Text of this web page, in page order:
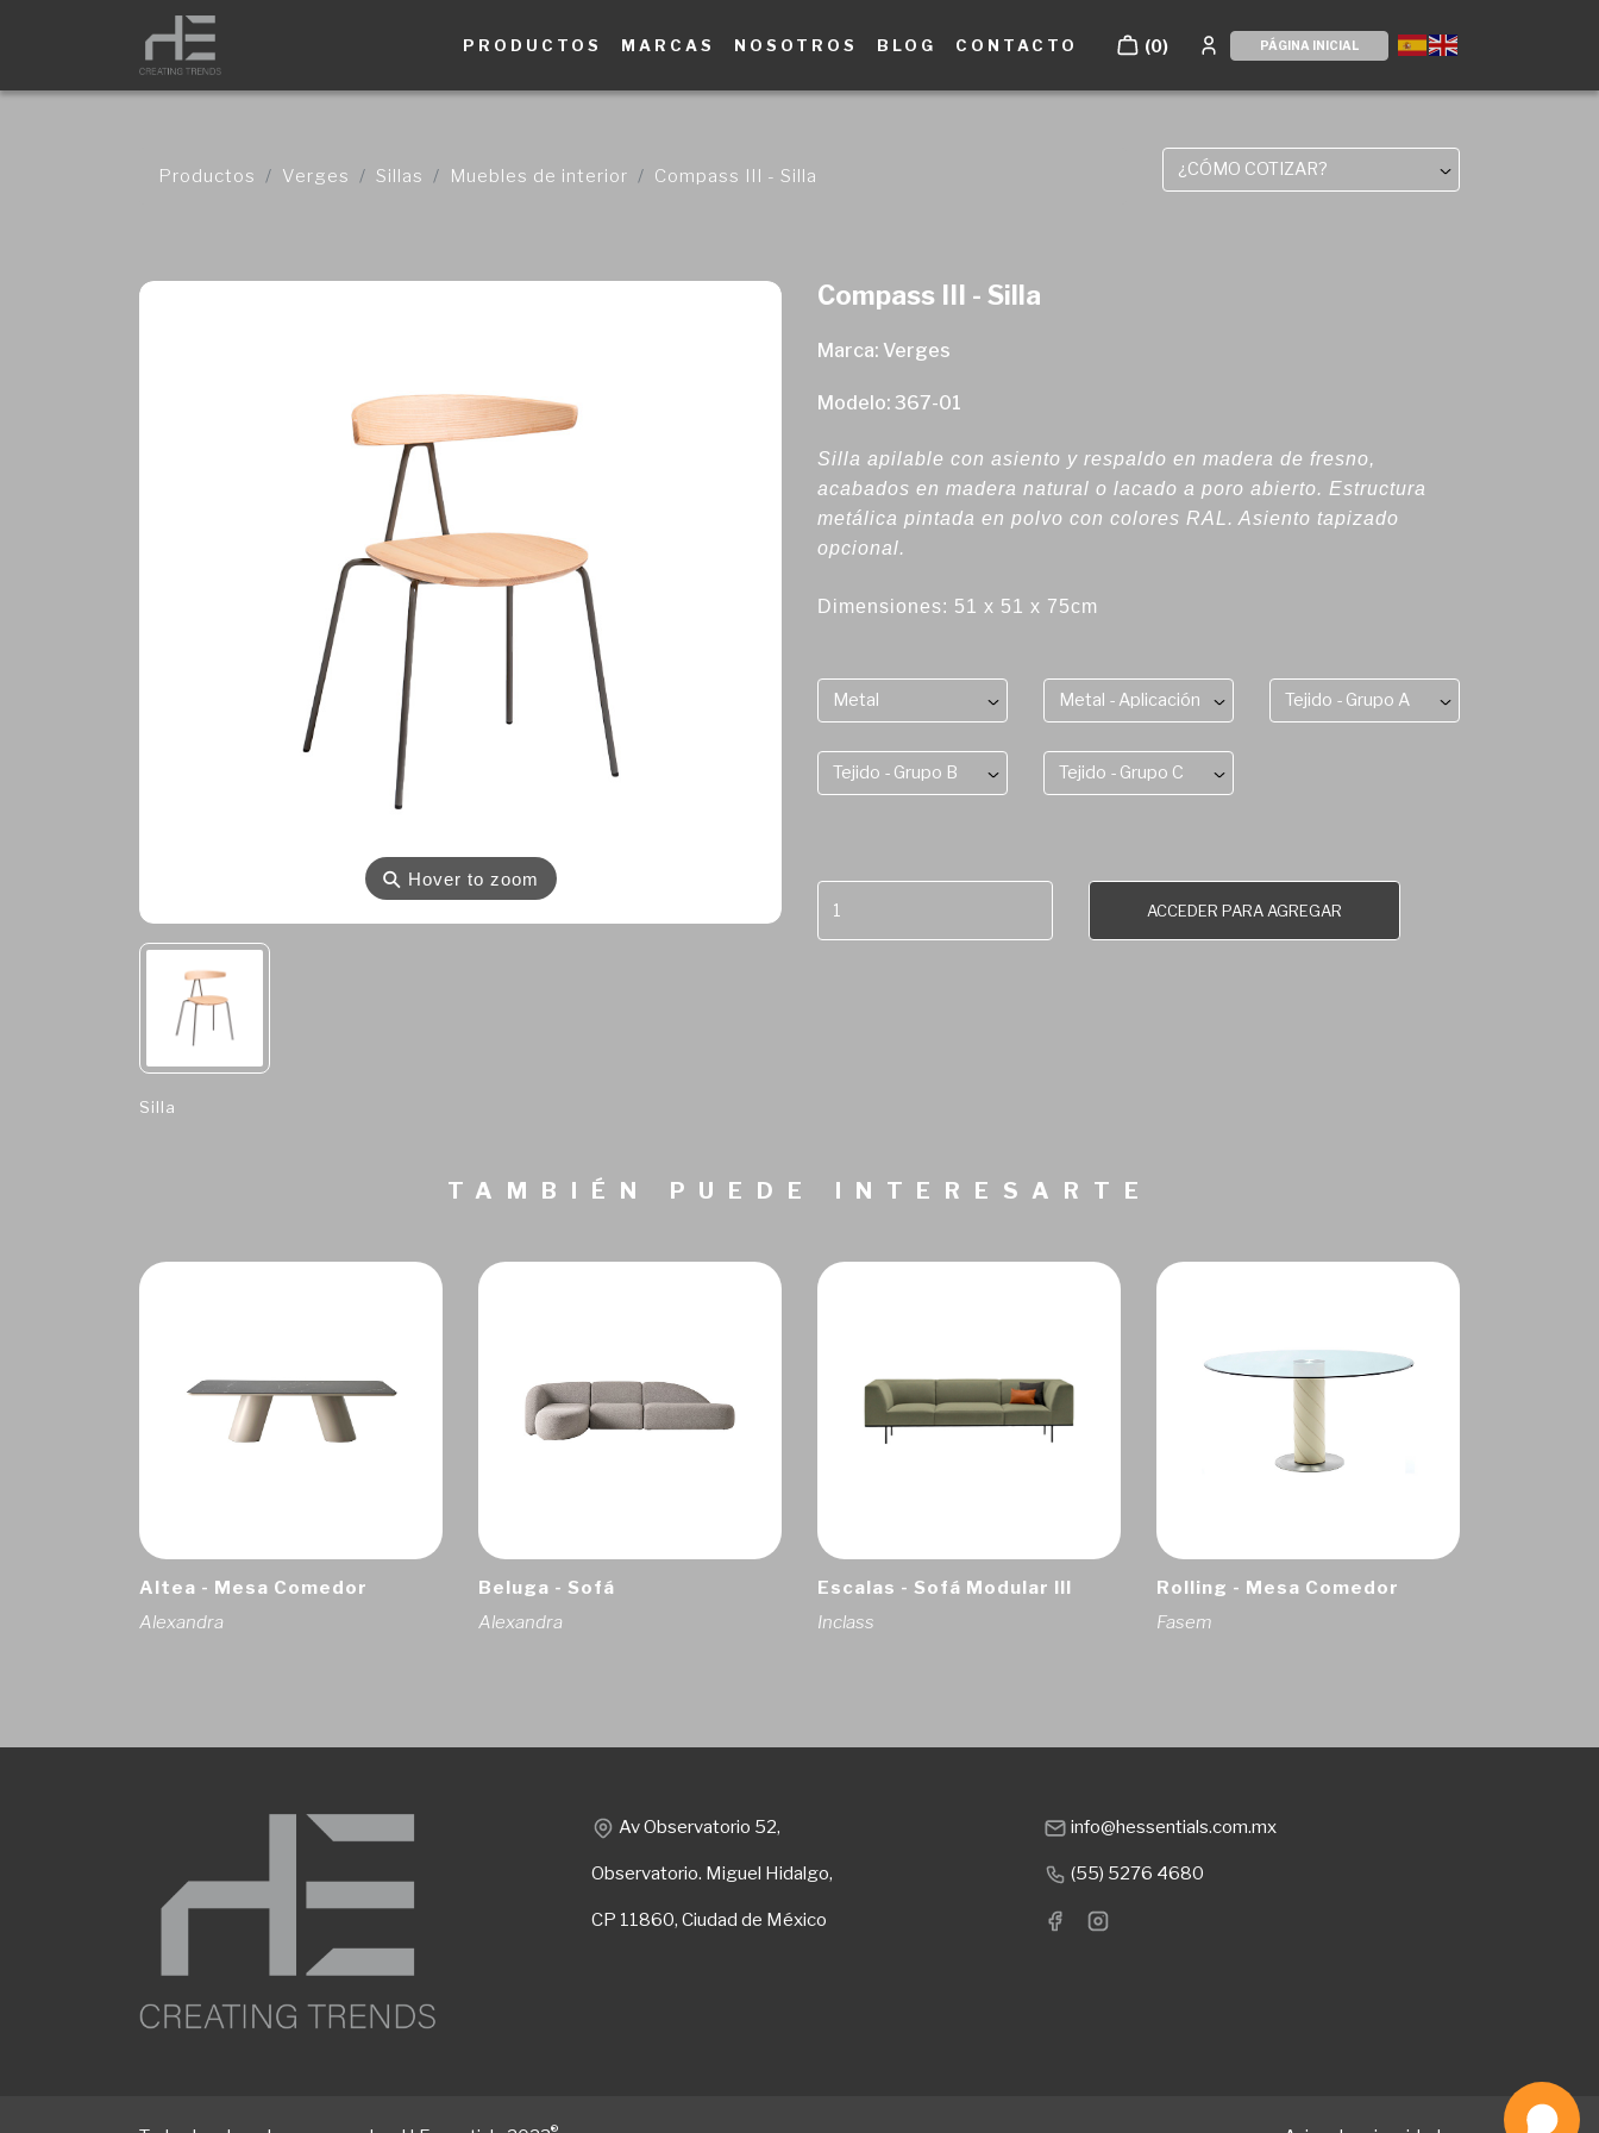
PRODUCTOS MARCAS NOSOTROS BLOG CONTACTO (0) PÁGINA INICIAL
Productos Verges Sillas Muebles de interior Compass III - Silla ¿CÓMO COTIZAR?
⚲ Hover to zoom
Silla
Compass III - Silla
Marca: Verges
Modelo: 367-01
Silla apilable con asiento y respaldo en madera de fresno,
acabados en madera natural o lacado a poro abierto. Estructura
metálica pintada en polvo con colores RAL. Asiento tapizado
opcional.
Dimensiones: 51 x 51 x 75cm
Metal Metal - Aplicación Tejido - Grupo A
Tejido - Grupo B Tejido - Grupo C
ACCEDER PARA AGREGAR
TAMBIÉN PUEDE INTERESARTE
Altea - Mesa Comedor
Alexandra
Beluga - Sofá
Alexandra
Escalas - Sofá Modular III
Inclass
Rolling - Mesa Comedor
Fasem
Av Observatorio 52,
Observatorio. Miguel Hidalgo,
CP 11860, Ciudad de México
info@hessentials.com.mx
(55) 5276 4680